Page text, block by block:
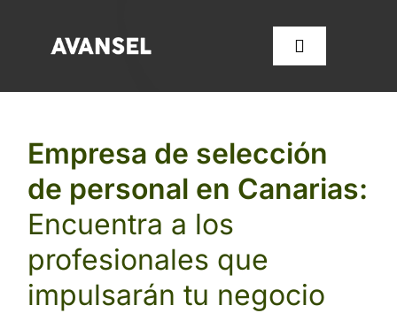
contenido
Toggle
CONÓCENOS
OFERTAS DE EMPLEO
Empresa de selección
de personal en Canarias:
Encuentra a los
profesionales que
impulsarán tu negocio